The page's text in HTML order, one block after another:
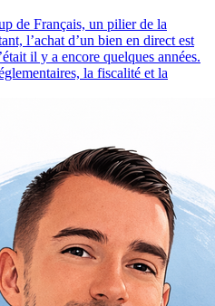
de Français, un pilier de la
l’achat d’un bien en direct est
il y a encore quelques années.
la fiscalité et la